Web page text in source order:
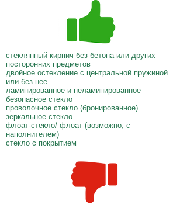
стеклянный кирпич без бетона или других
посторонних предметов
двойное остекление с центральной пружиной
или без нее
ламинированное и неламинированное
безопасное стекло
проволочное стекло (бронированное)
зеркальное стекло
флоат-стекло/ флоат (возможно, с
наполнителем)
стекло с покрытием